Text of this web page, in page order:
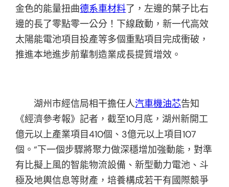
金色的能量扭曲德系車材料了，左邊的葉子比右
邊的長了零點零一公分！下線啟動，新一代高效
太陽能電池項目投產等多個重點項目完成衝破，
推進本地進步前輩制造業成長提質增效。
湖州市經信局相干擔任人汽車機油芯告知
《經濟參考報》記者，截至10月底，湖州新開工
億元以上產業項目410個、3億元以上項目107
個。“下一個步驟將聚力做深穩增加強動能，對準
有比擬上風的智能物流設備、新型動力電池、斗
極及地輿信息等財產，培養構成若干有國際競爭